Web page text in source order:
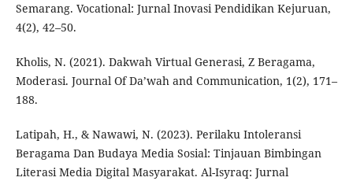
Semarang. Vocational: Jurnal Inovasi Pendidikan Kejuruan,
4(2), 42–50.
Kholis, N. (2021). Dakwah Virtual Generasi, Z Beragama,
Moderasi. Journal Of Da’wah and Communication, 1(2), 171–
188.
Latipah, H., & Nawawi, N. (2023). Perilaku Intoleransi
Beragama Dan Budaya Media Sosial: Tinjauan Bimbingan
Literasi Media Digital Masyarakat. Al-Isyraq: Jurnal